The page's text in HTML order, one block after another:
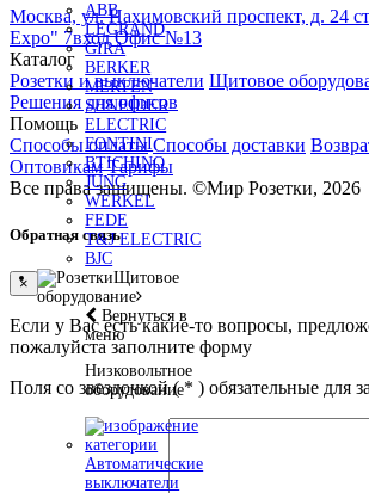
ABB
LEGRAND
GIRA
BERKER
MERTEN
SHNEIDER
ELECTRIC
FONTINI
BTICHINO
JUNG
WERKEL
FEDE
T&J ELECTRIC
BJC
Щитовое
оборудование
Вернуться в
меню
Низковольтное
оборудование
Автоматические
выключатели
Москва, ул. Нахимовский проспект, д. 24
Expo" 7вход Офис №13
Каталог
Розетки и выключатели Щитовое
Решения для офисов
Помощь
Способы оплаты Способы доставки
Оптовикам Тарифы
Все права защищены. ©Мир Розетки, 2026
Обратная связь
×
Если у Вас есть какие-то вопросы,
пожалуйста заполните форму
Поля со звездочкой (* ) обязательные для